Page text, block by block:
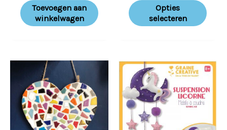
Toevoegen aan
winkelwagen
Opties
selecteren
product
meerdere
variaties.